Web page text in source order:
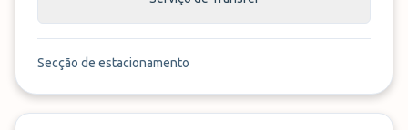
Secção de estacionamento